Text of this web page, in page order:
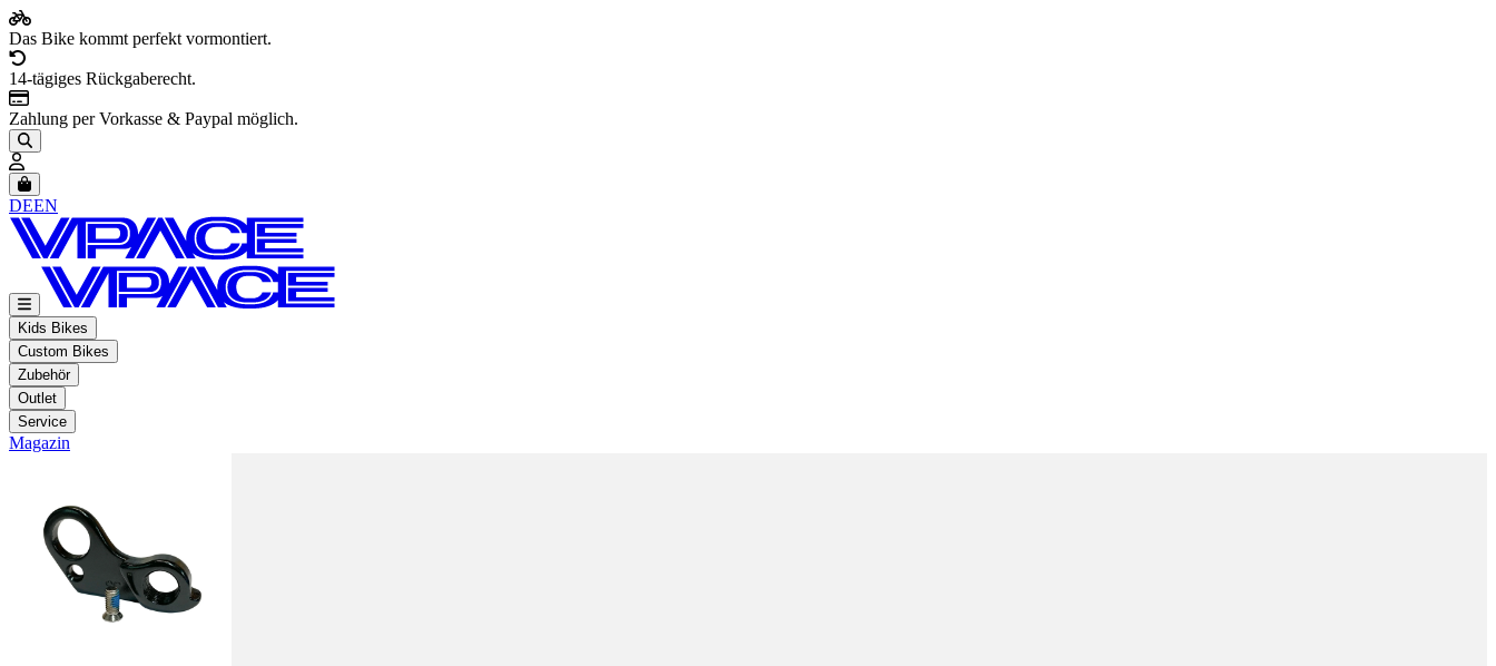
Das Bike kommt perfekt vormontiert.
14-tägiges Rückgaberecht.
Zahlung per Vorkasse & Paypal möglich.
Artikel im Warenkorb, Warenkorb anzeigen
DEEN
Kids Bikes
Custom Bikes
Zubehör
Outlet
Service
Magazin